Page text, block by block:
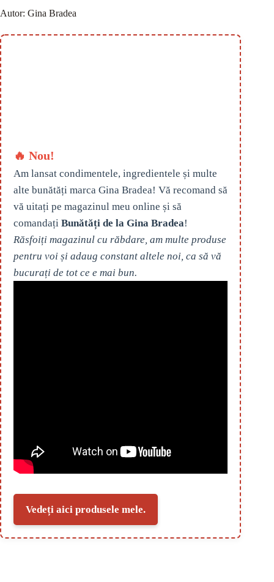
Autor: Gina Bradea
🔥 Nou!
Am lansat condimentele, ingredientele și multe
alte bunătăți marca Gina Bradea! Vă recomand să
vă uitați pe magazinul meu online și să
comandați Bunătăți de la Gina Bradea!
Răsfoiți magazinul cu răbdare, am multe produse
pentru voi și adaug constant altele noi, ca să vă
bucurați de tot ce e mai bun.
Vedeți aici produsele mele.